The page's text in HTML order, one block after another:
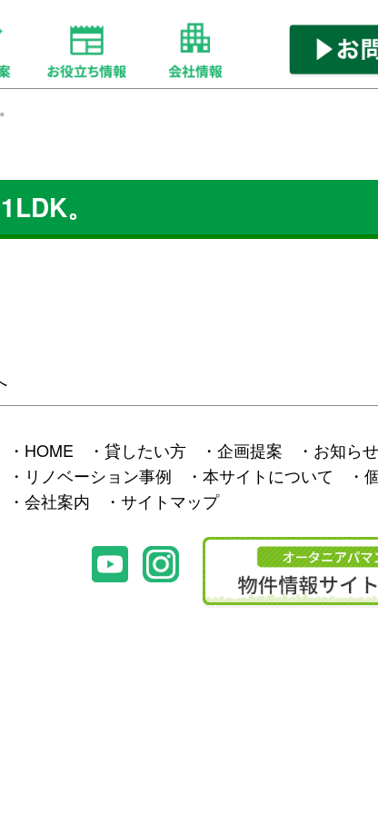
。
HOME 貸したい方 企画提案
お知らせ
リノベーション事例
本サイトについて
会社案内
サイトマップ